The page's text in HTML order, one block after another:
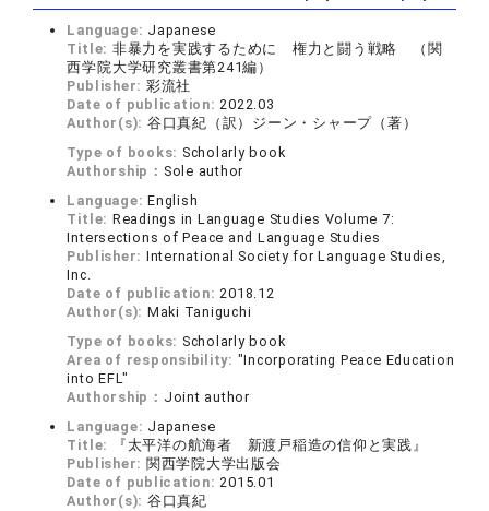
Language: Japanese
Title: 非暴力を実践するために 権力と闘う戦略 （関
西学院大学研究叢書第241編）
Publisher: 彩流社
Date of publication:2022.03
Author(s): 谷口真紀（訳）ジーン・シャープ（著）
Type of books: Scholarly book
Authorship： Sole author
Language:English
Title: Readings in Language Studies Volume 7:
Intersections of Peace and Language Studies
Publisher: International Society for Language Studies,
Inc.
Date of publication:2018.12
Author(s): Maki Taniguchi
Type of books: Scholarly book
Area of responsibility: "Incorporating Peace Education
into EFL"
Authorship： Joint author
Language: Japanese
Title:
『太平洋の航海者 新渡戸稲造の信仰と実践』
Publisher: 関西学院大学出版会
Date of publication:2015.01
Author(s): 谷口真紀